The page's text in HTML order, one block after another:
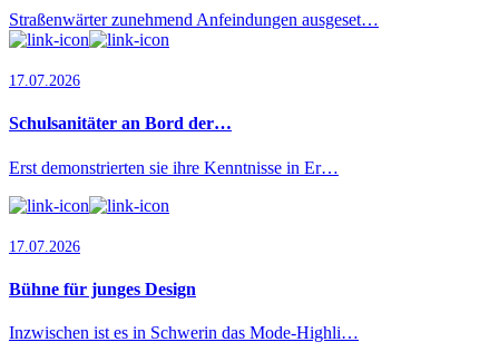
Straßenwärter zunehmend Anfeindungen ausgeset…
17.07.2026
Schulsanitäter an Bord der…
Erst demonstrierten sie ihre Kenntnisse in Er…
17.07.2026
Bühne für junges Design
Inzwischen ist es in Schwerin das Mode-Highli…